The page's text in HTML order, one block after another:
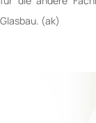
Glasbau. (ak)